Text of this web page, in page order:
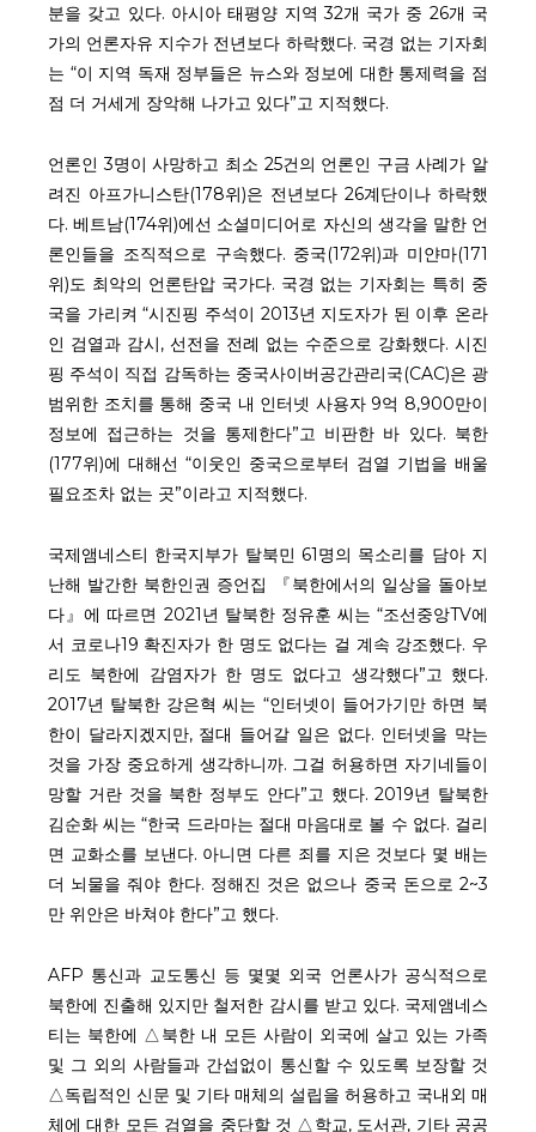
분을 갖고 있다. 아시아 태평양 지역 32개 국가 중 26개 국
가의 언론자유 지수가 전년보다 하락했다. 국경 없는 기자회
는 “이 지역 독재 정부들은 뉴스와 정보에 대한 통제력을 점
점 더 거세게 장악해 나가고 있다”고 지적했다.
언론인 3명이 사망하고 최소 25건의 언론인 구금 사례가 알
려진 아프가니스탄(178위)은 전년보다 26계단이나 하락했
다. 베트남(174위)에선 소셜미디어로 자신의 생각을 말한 언
론인들을 조직적으로 구속했다. 중국(172위)과 미얀마(171
위)도 최악의 언론탄압 국가다. 국경 없는 기자회는 특히 중
국을 가리켜 “시진핑 주석이 2013년 지도자가 된 이후 온라
인 검열과 감시, 선전을 전례 없는 수준으로 강화했다. 시진
핑 주석이 직접 감독하는 중국사이버공간관리국(CAC)은 광
범위한 조치를 통해 중국 내 인터넷 사용자 9억 8,900만이
정보에 접근하는 것을 통제한다”고 비판한 바 있다. 북한
(177위)에 대해선 “이웃인 중국으로부터 검열 기법을 배울
필요조차 없는 곳”이라고 지적했다.
국제앰네스티 한국지부가 탈북민 61명의 목소리를 담아 지
난해 발간한 북한인권 증언집 『북한에서의 일상을 돌아보
다』에 따르면 2021년 탈북한 정유훈 씨는 “조선중앙TV에
서 코로나19 확진자가 한 명도 없다는 걸 계속 강조했다. 우
리도 북한에 감염자가 한 명도 없다고 생각했다”고 했다.
2017년 탈북한 강은혁 씨는 “인터넷이 들어가기만 하면 북
한이 달라지겠지만, 절대 들어갈 일은 없다. 인터넷을 막는
것을 가장 중요하게 생각하니까. 그걸 허용하면 자기네들이
망할 거란 것을 북한 정부도 안다”고 했다. 2019년 탈북한
김순화 씨는 “한국 드라마는 절대 마음대로 볼 수 없다. 걸리
면 교화소를 보낸다. 아니면 다른 죄를 지은 것보다 몇 배는
더 뇌물을 줘야 한다. 정해진 것은 없으나 중국 돈으로 2~3
만 위안은 바쳐야 한다”고 했다.
AFP 통신과 교도통신 등 몇몇 외국 언론사가 공식적으로
북한에 진출해 있지만 철저한 감시를 받고 있다. 국제앰네스
티는 북한에 △북한 내 모든 사람이 외국에 살고 있는 가족
및 그 외의 사람들과 간섭없이 통신할 수 있도록 보장할 것
△독립적인 신문 및 기타 매체의 설립을 허용하고 국내외 매
체에 대한 모든 검열을 중단할 것 △학교, 도서관, 기타 공공